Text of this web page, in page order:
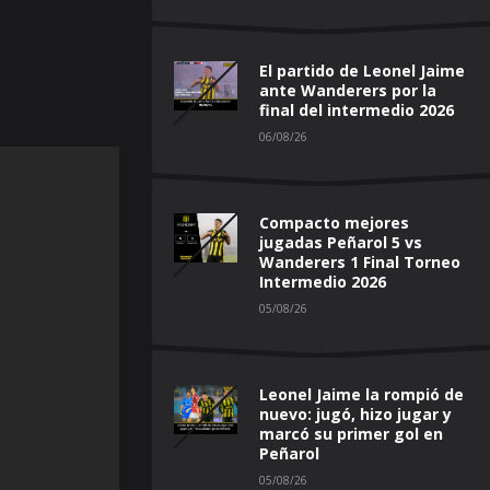
El partido de Leonel Jaime
ante Wanderers por la
final del intermedio 2026
06/08/26
Compacto mejores
jugadas Peñarol 5 vs
Wanderers 1 Final Torneo
Intermedio 2026
05/08/26
Leonel Jaime la rompió de
nuevo: jugó, hizo jugar y
marcó su primer gol en
Peñarol
05/08/26